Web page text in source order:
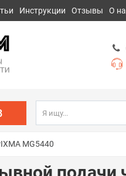
Инструкции Отзывы О
MG5440